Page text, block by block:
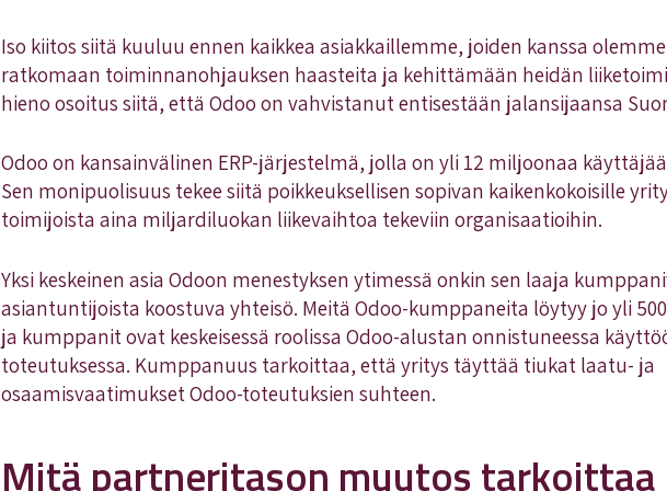
Iso kiitos siitä kuuluu ennen kaikkea asiakkaillemme, joiden kanssa
ratkomaan toiminnanohjauksen haasteita ja kehittämään heidän
hieno osoitus siitä, että Odoo on vahvistanut entisestään jalansijaansa
Odoo on kansainvälinen ERP-järjestelmä, jolla on yli 12 miljoonaa
Sen monipuolisuus tekee siitä poikkeuksellisen sopivan kaikenkokoisille
toimijoista aina miljardiluokan liikevaihtoa tekeviin organisaatioihin.
Yksi keskeinen asia Odoon menestyksen ytimessä onkin sen laaja
asiantuntijoista koostuva yhteisö. Meitä Odoo-kumppaneita löytyy jo yli
ja kumppanit ovat keskeisessä roolissa Odoo-alustan onnistuneessa
toteutuksessa. Kumppanuus tarkoittaa, että yritys täyttää tiukat laatu- ja
osaamisvaatimukset Odoo-toteutuksien suhteen.
Mitä partneritason muutos tarkoittaa